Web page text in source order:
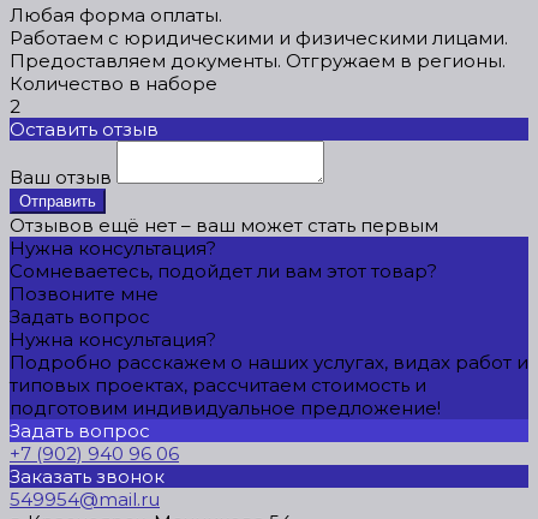
Любая форма оплаты.
Работаем с юридическими и физическими лицами.
Предоставляем документы. Отгружаем в регионы.
Количество в наборе
2
Оставить отзыв
Ваш отзыв
Отправить
Отзывов ещё нет – ваш может стать первым
Нужна консультация?
Сомневаетесь, подойдет ли вам этот товар?
Позвоните мне
Задать вопрос
Нужна консультация?
Подробно расскажем о наших услугах, видах работ и
типовых проектах, рассчитаем стоимость и
подготовим индивидуальное предложение!
Задать вопрос
+7 (902) 940 96 06
Заказать звонок
549954@mail.ru